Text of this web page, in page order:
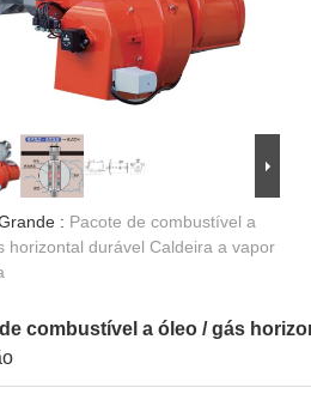
: Pacote de combustível a
horizontal durável Caldeira a vapor
combustível a óleo / gás